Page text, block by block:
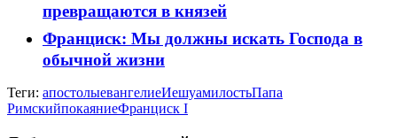
превращаются в князей
Франциск: Мы должны искать Господа в
обычной жизни
Теги: апостолыевангелиеИешуамилостьПапа
РимскийпокаяниеФранциск I